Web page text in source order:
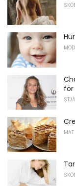
MAT